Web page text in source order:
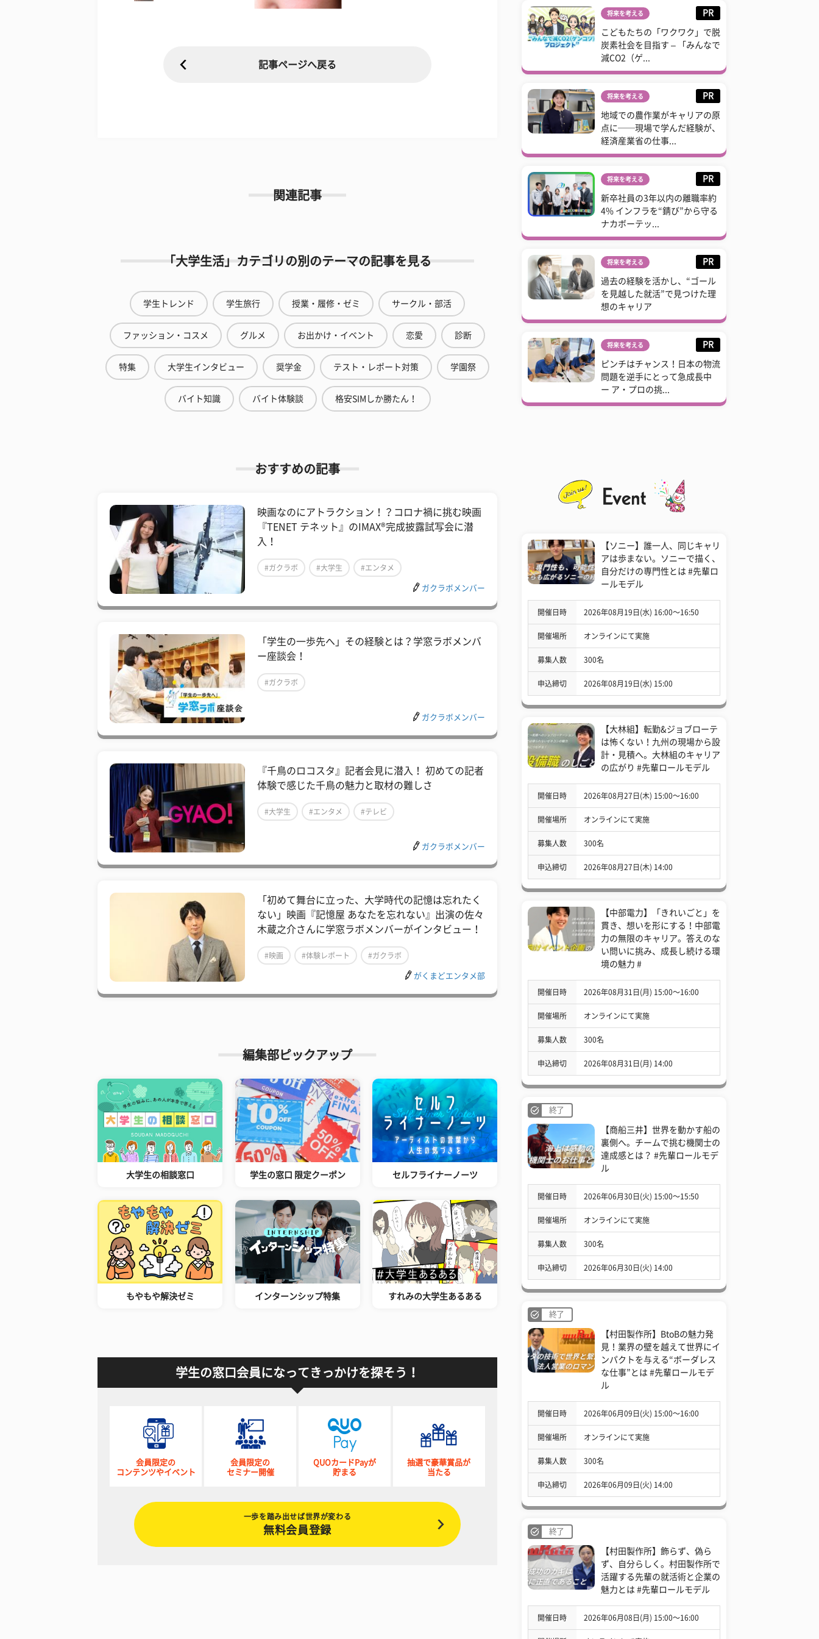
記事ページへ戻る
関連記事
「大学生活」カテゴリの別のテーマの記事を見る
学生トレンド 学生旅行 授業・履修・ゼミ サークル・部活
ファッション・コスメ グルメ お出かけ・イベント 恋愛 診断
特集 大学生インタビュー 奨学金 テスト・レポート対策 学園祭
バイト知識 バイト体験談 格安SIMしか勝たん！
おすすめの記事
映画なのにアトラクション！？コロナ禍に挑む映画
『TENET テネット』のIMAX®完成披露試写会に潜
入！
#ガクラボ #大学生 #エンタメ
ガクラボメンバー
「学生の一歩先へ」その経験とは？学窓ラボメンバ
ー座談会！
#ガクラボ
ガクラボメンバー
『千鳥のロコスタ』記者会見に潜入！ 初めての記者
体験で感じた千鳥の魅力と取材の難しさ
#大学生 #エンタメ #テレビ
ガクラボメンバー
「初めて舞台に立った、大学時代の記憶は忘れたく
ない」映画『記憶屋 あなたを忘れない』出演の佐々
木蔵之介さんに学窓ラボメンバーがインタビュー！
#映画 #体験レポート #ガクラボ
がくまどエンタメ部
編集部ピックアップ
大学生の相談窓口 学生の窓口 限定クーポン セルフライナーノーツ
もやもや解決ゼミ インターンシップ特集 すれみの大学生あるある
学生の窓口会員になってきっかけを探そう！
会員限定の
コンテンツやイベント
会員限定の
セミナー開催
QUOカードPayが
貯まる
抽選で豪華賞品が
当たる
一歩を踏み出せば世界が変わる
無料会員登録
将来を考える PR
こどもたちの「ワクワク」で脱
炭素社会を目指す – 「みんなで
減CO2（ゲ...
将来を考える PR
地域での農作業がキャリアの原
点に──現場で学んだ経験が、
経済産業省の仕事...
将来を考える PR
新卒社員の3年以内の離職率約
4% インフラを“錆び”から守る
ナカボーテッ...
将来を考える PR
過去の経験を活かし、“ゴール
を見越した就活”で見つけた理
想のキャリア
将来を考える PR
ピンチはチャンス！日本の物流
問題を逆手にとって急成長中
ー ア・プロの挑...
【ソニー】誰一人、同じキャリ
アは歩まない。ソニーで描く、
自分だけの専門性とは #先輩ロ
ールモデル
開催日時 2026年08月19日(水) 16:00〜16:50
開催場所 オンラインにて実施
募集人数 300名
申込締切 2026年08月19日(水) 15:00
【大林組】転勤&ジョブローテ
は怖くない！九州の現場から設
計・見積へ。大林組のキャリア
の広がり #先輩ロールモデル
開催日時 2026年08月27日(木) 15:00〜16:00
開催場所 オンラインにて実施
募集人数 300名
申込締切 2026年08月27日(木) 14:00
【中部電力】「きれいごと」を
貫き、想いを形にする！中部電
力の無限のキャリア。答えのな
い問いに挑み、成長し続ける環
境の魅力 #
開催日時 2026年08月31日(月) 15:00〜16:00
開催場所 オンラインにて実施
募集人数 300名
申込締切 2026年08月31日(月) 14:00
終了
【商船三井】世界を動かす船の
裏側へ。チームで挑む機関士の
達成感とは？ #先輩ロールモデ
ル
開催日時 2026年06月30日(火) 15:00〜15:50
開催場所 オンラインにて実施
募集人数 300名
申込締切 2026年06月30日(火) 14:00
終了
【村田製作所】BtoBの魅力発
見！業界の壁を越えて世界にイ
ンパクトを与える“ボーダレス
な仕事”とは #先輩ロールモデ
ル
開催日時 2026年06月09日(火) 15:00〜16:00
開催場所 オンラインにて実施
募集人数 300名
申込締切 2026年06月09日(火) 14:00
終了
【村田製作所】飾らず、偽ら
ず、自分らしく。村田製作所で
活躍する先輩の就活術と企業の
魅力とは #先輩ロールモデル
開催日時 2026年06月08日(月) 15:00〜16:00